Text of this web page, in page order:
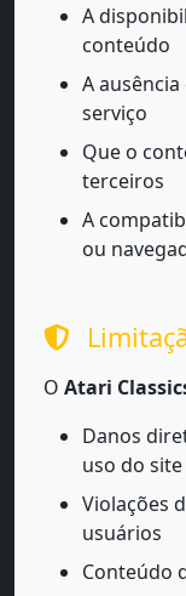
A
conteúdo
A
serviço
Que o
terceiros
A
ou
O Atari
Danos
uso do site
Violações
usuários
Conteúdo